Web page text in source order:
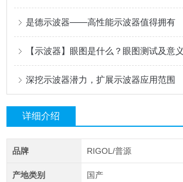
是德示波器——高性能示波器值得拥有
【示波器】眼图是什么？眼图测试及意义
深挖示波器潜力，扩展示波器应用范围
详细介绍
品牌 RIGOL/普源
产地类别 国产